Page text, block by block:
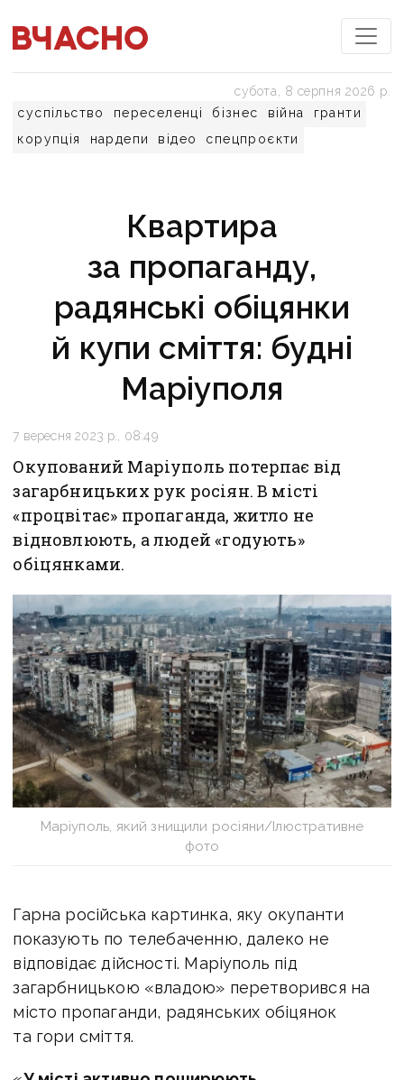
суспільство переселенці бізнес війна
гранти
корупція
нардепи відео спецпроєкти
субота, 8 серпня 2026 р.
Квартира
за пропаганду,
радянські обіцянки
й купи сміття: будні
Маріуполя
7 вересня 2023 р., 08:49
Окупований Маріуполь потерпає від
загарбницьких рук росіян. В місті
«процвітає» пропаганда, житло не
відновлюють, а людей «годують»
обіцянками.
Маріуполь, який знищили росіяни/Ілюстративне
фото
Гарна російська картинка, яку окупанти
показують по телебаченню, далеко не
відповідає дійсності. Маріуполь під
загарбницькою «владою» перетворився на
місто пропаганди, радянських обіцянок
та гори сміття.